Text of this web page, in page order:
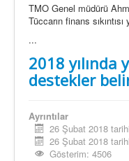
TMO Genel müdürü
Tüccarın finans
...
2018 yılında
destekler
Ayrıntılar
26 Şubat 2018
26 Şubat 2018
Gösterim: 4506